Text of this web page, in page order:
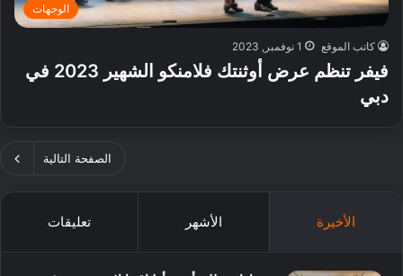
الوجهات
كاتب الموقع 1 نوفمبر, 2023
فيفر تنظم عرض أوثنتك فلامنكو الشهير 2023 في
دبي
الصفحة التالية
الأخيرة الأشهر تعليقات